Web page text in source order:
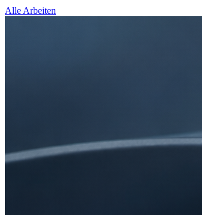
Alle Arbeiten